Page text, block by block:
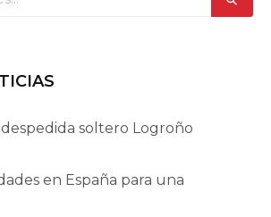
soltero Logroño
en España para una